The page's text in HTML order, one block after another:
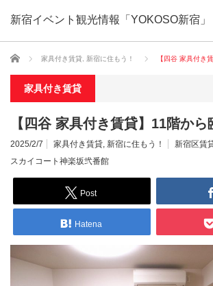
新宿イベント観光情報「YOKOSO新宿」
ホーム 家具付き賃貸 新宿に住もう！ 【四谷 家具付き
家具付き賃貸
【四谷 家具付き賃貸】11階から
2025/2/7 家具付き賃貸, 新宿に住もう！ 新宿区賃
スカイコート神楽坂弐番館
Post
Hatena